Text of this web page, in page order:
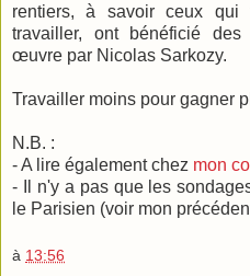
rentiers, à savoir ceux qui
travailler, ont bénéficié
œuvre par Nicolas Sarkozy.
Travailler moins pour gagner
N.B. :
- A lire également chez mon
- Il n'y a pas que les
le Parisien (voir mon
à 13:56